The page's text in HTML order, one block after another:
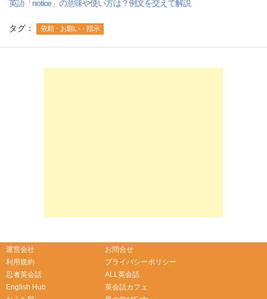
英語「notice」の意味や使い方は？例文を交えて解説
タグ： 依頼・お願い・指示
運営会社
お問合せ
利用規約
プライバシーポリシー
忍者英会話
ALL英会話
English Hub
英会話カフェ